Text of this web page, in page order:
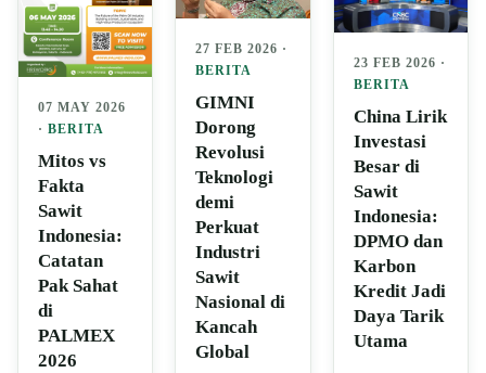
07 MAY 2026
· BERITA
Mitos vs
Fakta
Sawit
Indonesia:
Catatan
Pak Sahat
di
PALMEX
2026
27 FEB 2026 ·
BERITA
GIMNI
Dorong
Revolusi
Teknologi
demi
Perkuat
Industri
Sawit
Nasional di
Kancah
Global
23 FEB 2026 ·
BERITA
China Lirik
Investasi
Besar di
Sawit
Indonesia:
DPMO dan
Karbon
Kredit Jadi
Daya Tarik
Utama